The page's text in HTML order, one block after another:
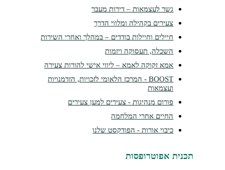
גשר לעצמאות – דירות מעבר
צעירים בקהילה ומלווי הדרך
חיילים וחיילות בודדים – במהלך ואחרי השירות
השכלה, תעסוקה ויזמות
אמא זקוקה לאמא – ליווי אישי להורות צעירה
BOOST - המרכז הלאומי לזכויות, הזדמנויות
ועצמאות
פורום מנהיגות - צעירים למען צעירים
החיים אחרי המלחמה
כיבוי אורות - הפודקסט שלנו
תכנית אפוטרופסות